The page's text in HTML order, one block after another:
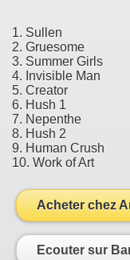
1. Sullen
2. Gruesome
3. Summer Girls
4. Invisible Man
5. Creator
6. Hush 1
7. Nepenthe
8. Hush 2
9. Human Crush
10. Work of Art
Acheter chez
Ecouter sur